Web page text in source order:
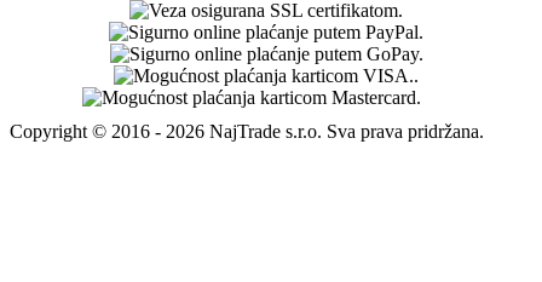
Copyright © 2016 - 2026 NajTrade s.r.o. Sva prava pridržana.